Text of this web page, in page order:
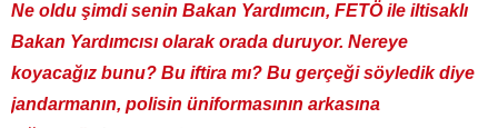
Ne oldu şimdi senin Bakan Yardımcın, FETÖ ile iltisaklı
Bakan Yardımcısı olarak orada duruyor. Nereye
koyacağız bunu? Bu iftira mı? Bu gerçeği söyledik diye
jandarmanın, polisin üniformasının arkasına